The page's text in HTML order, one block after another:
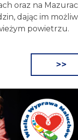
oraz na
dając im
powietrzu.
>>